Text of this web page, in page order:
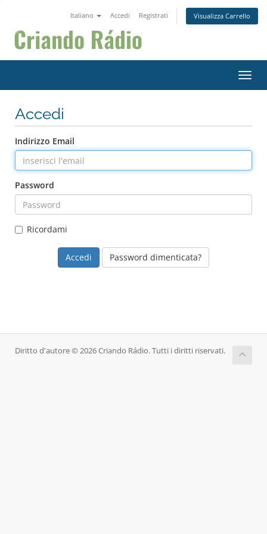
Italiano Accedi Registrati Visualizza Carrello
Accedi
Indirizzo Email
Password
Ricordami
Password dimenticata?
Diritto d'autore © 2026 Criando Rádio. Tutti i diritti riservati.